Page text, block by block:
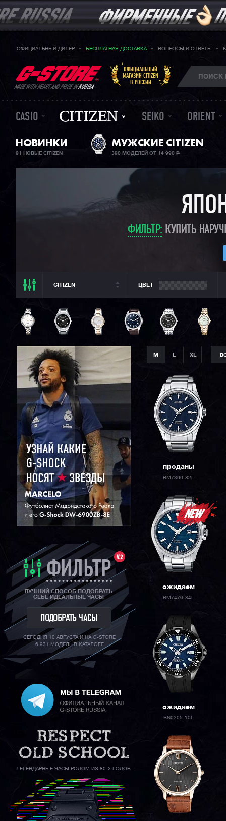
ОФИЦИАЛЬНЫЙ ДИЛЕР БЕСПЛАТНАЯ ДОСТАВКА ВОПРОСЫ И ОТВЕТЫ
MADE WITH HEART AND PRIDE INRUSSIA
ОФИЦИАЛЬНЫЙ
МАГАЗИН CITIZEN
В РОССИИ
CASIO SEIKO ORIENT
НОВИНКИ
91 НОВЫЕ CITIZEN
МУЖСКИЕ CITIZEN
390 МОДЕЛЕЙ ОТ 14 990Р
ФИЛЬТР: КУПИТЬ
CITIZEN
CITIZEN
ВСЕ CASIO
CASIO G-SHOCK
CASIO BABY-G
CASIO PRO TREK
CASIO EDIFICE
SEIKO
ORIENT
ЦВЕТ
V.2
ФИЛЬТР
ЛУЧШИЙ СПОСОБ ПОДОБРАТЬ
СЕБЕ ИДЕАЛЬНЫЕ ЧАСЫ
ПОДОБРАТЬ ЧАСЫ
СЕГОДНЯ 10 АВГУСТА И НА G-STORE
6 931 МОДЕЛЬ В КАТАЛОГЕ
ЛЕГЕНДАРНЫЕ ЧАСЫ РОДОМ ИЗ 80-Х ГОДОВ
M XL
проданы
BM7360-82L
ожидаем
BM7470-84L
ожидаем
BN0205-10L